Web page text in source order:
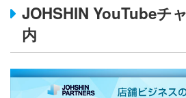
JOHSHIN YouTubeチ
内